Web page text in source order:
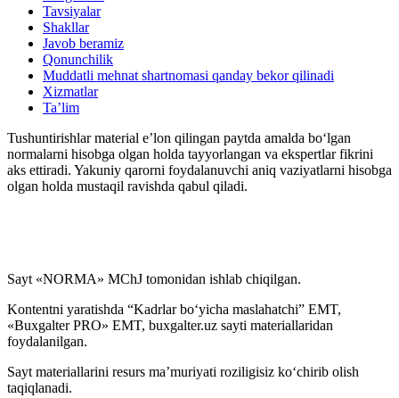
Tavsiyalar
Shakllar
Javob beramiz
Qonunchilik
Muddatli mehnat shartnomasi qanday bekor qilinadi
Xizmatlar
Ta’lim
Tushuntirishlar material e’lon qilingan paytda amalda boʻlgan
normalarni hisobga olgan holda tayyorlangan va ekspertlar fikrini
aks ettiradi. Yakuniy qarorni foydalanuvchi aniq vaziyatlarni hisobga
olgan holda mustaqil ravishda qabul qiladi.
Sayt «NORMA» MChJ tomonidan ishlab chiqilgan.
Kontentni yaratishda “Kadrlar boʻyicha maslahatchi” EMT,
«Buxgalter PRO» EMT, buxgalter.uz sayti materiallaridan
foydalanilgan.
Sayt materiallarini resurs ma’muriyati roziligisiz koʻchirib olish
taqiqlanadi.